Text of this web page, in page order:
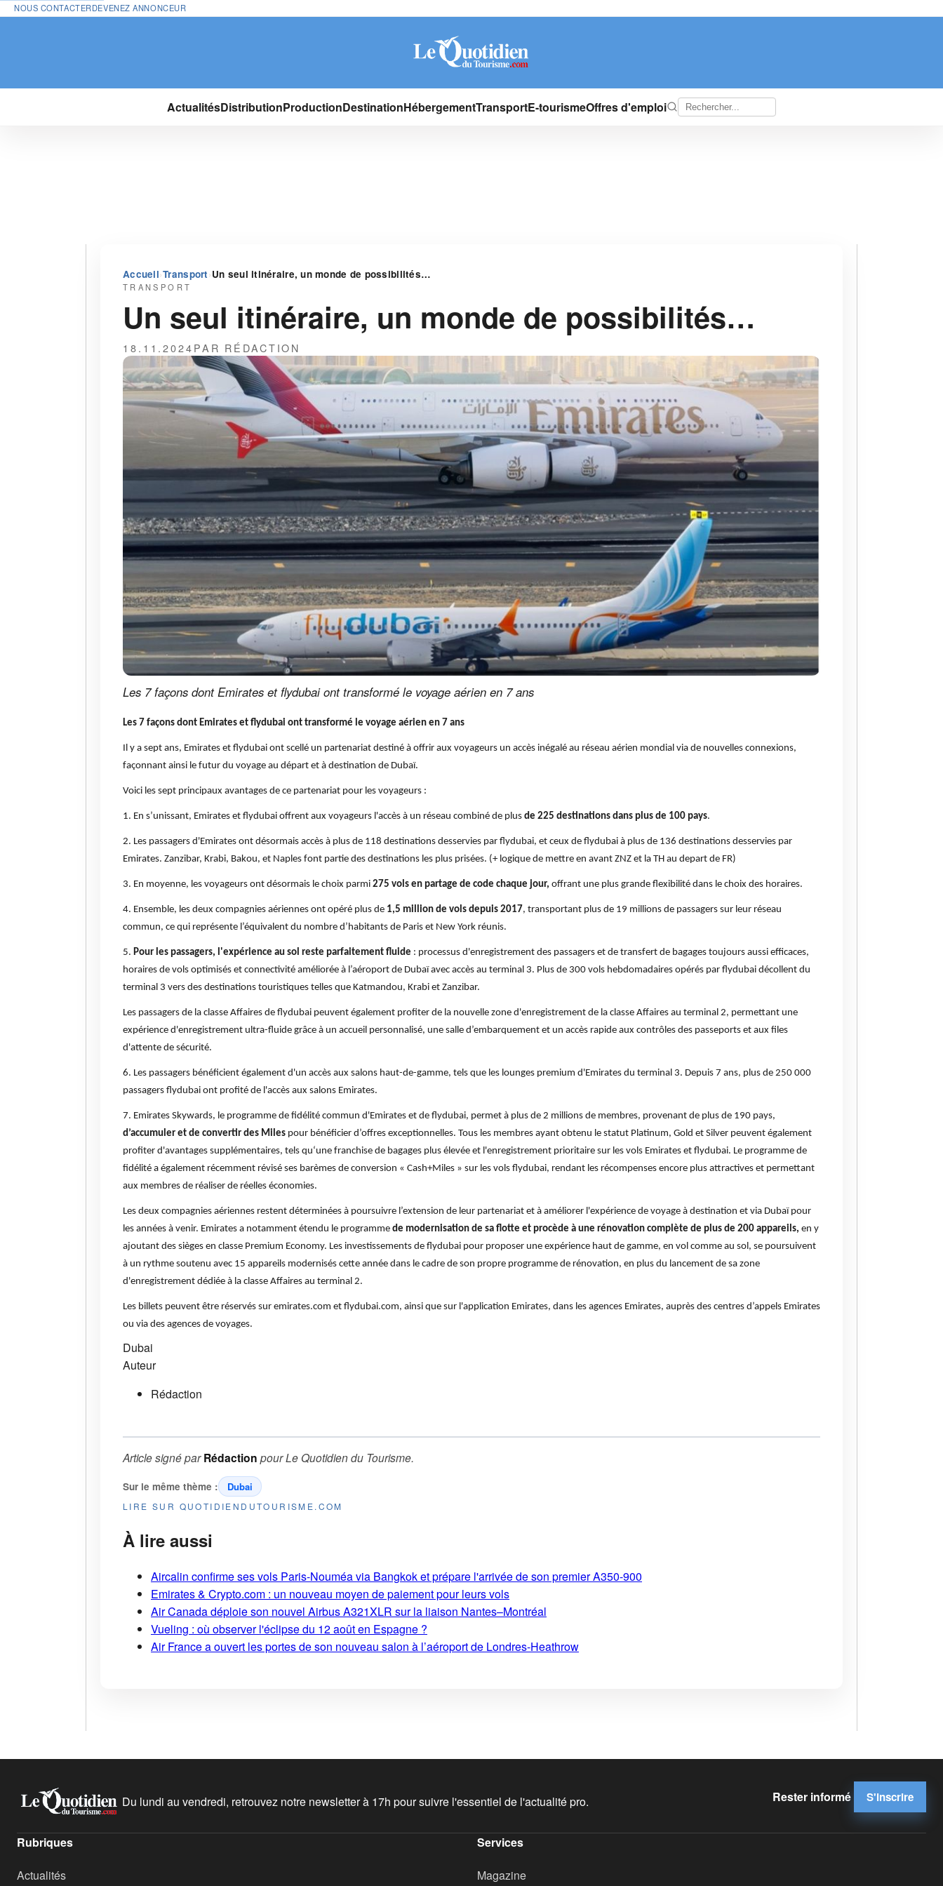
NOUS CONTACTERDEVENEZ ANNONCEUR
ActualitésDistributionProductionDestinationHébergementTransportE-tourismeOffres d'emploi
Accueil›Transport ›Un seul itinéraire, un monde de possibilités…
TRANSPORT
Un seul itinéraire, un monde de possibilités…
18.11.2024PAR RÉDACTION
Les 7 façons dont Emirates et flydubai ont transformé le voyage aérien en 7 ans
Les 7 façons dont Emirates et flydubai ont transformé le voyage aérien en 7 ans
Il y a sept ans, Emirates et flydubai ont scellé un partenariat destiné à offrir aux voyageurs un accès inégalé au réseau aérien mondial via de nouvelles connexions,
façonnant ainsi le futur du voyage au départ et à destination de Dubaï.
Voici les sept principaux avantages de ce partenariat pour les voyageurs :
1. En s’unissant, Emirates et flydubai offrent aux voyageurs l'accès à un réseau combiné de plus de 225 destinations dans plus de 100 pays.
2. Les passagers d'Emirates ont désormais accès à plus de 118 destinations desservies par flydubai, et ceux de flydubai à plus de 136 destinations desservies par
Emirates. Zanzibar, Krabi, Bakou, et Naples font partie des destinations les plus prisées. (+ logique de mettre en avant ZNZ et la TH au depart de FR)
3. En moyenne, les voyageurs ont désormais le choix parmi 275 vols en partage de code chaque jour, offrant une plus grande flexibilité dans le choix des horaires.
4. Ensemble, les deux compagnies aériennes ont opéré plus de 1,5 million de vols depuis 2017, transportant plus de 19 millions de passagers sur leur réseau
commun, ce qui représente l’équivalent du nombre d’habitants de Paris et New York réunis.
5. Pour les passagers, l'expérience au sol reste parfaitement fluide : processus d'enregistrement des passagers et de transfert de bagages toujours aussi efficaces,
horaires de vols optimisés et connectivité améliorée à l’aéroport de Dubaï avec accès au terminal 3. Plus de 300 vols hebdomadaires opérés par flydubai décollent du
terminal 3 vers des destinations touristiques telles que Katmandou, Krabi et Zanzibar.
Les passagers de la classe Affaires de flydubai peuvent également profiter de la nouvelle zone d'enregistrement de la classe Affaires au terminal 2, permettant une
expérience d'enregistrement ultra-fluide grâce à un accueil personnalisé, une salle d’embarquement et un accès rapide aux contrôles des passeports et aux files
d'attente de sécurité.
6. Les passagers bénéficient également d'un accès aux salons haut-de-gamme, tels que les lounges premium d'Emirates du terminal 3. Depuis 7 ans, plus de 250 000
passagers flydubai ont profité de l'accès aux salons Emirates.
7. Emirates Skywards, le programme de fidélité commun d'Emirates et de flydubai, permet à plus de 2 millions de membres, provenant de plus de 190 pays,
d’accumuler et de convertir des Miles pour bénéficier d’offres exceptionnelles. Tous les membres ayant obtenu le statut Platinum, Gold et Silver peuvent également
profiter d'avantages supplémentaires, tels qu‘une franchise de bagages plus élevée et l'enregistrement prioritaire sur les vols Emirates et flydubai. Le programme de
fidélité a également récemment révisé ses barèmes de conversion « Cash+Miles » sur les vols flydubai, rendant les récompenses encore plus attractives et permettant
aux membres de réaliser de réelles économies.
Les deux compagnies aériennes restent déterminées à poursuivre l’extension de leur partenariat et à améliorer l'expérience de voyage à destination et via Dubaï pour
les années à venir. Emirates a notamment étendu le programme de modernisation de sa flotte et procède à une rénovation complète de plus de 200 appareils, en y
ajoutant des sièges en classe Premium Economy. Les investissements de flydubai pour proposer une expérience haut de gamme, en vol comme au sol, se poursuivent
à un rythme soutenu avec 15 appareils modernisés cette année dans le cadre de son propre programme de rénovation, en plus du lancement de sa zone
d'enregistrement dédiée à la classe Affaires au terminal 2.
Les billets peuvent être réservés sur emirates.com et flydubai.com, ainsi que sur l'application Emirates, dans les agences Emirates, auprès des centres d’appels Emirates
ou via des agences de voyages.
Dubai
Auteur
Rédaction
Article signé parRédaction pourLe Quotidien du Tourisme.
Sur le même thème : Dubai
LIRE SUR QUOTIDIENDUTOURISME.COM
À lire aussi
Aircalin confirme ses vols Paris-Nouméa via Bangkok et prépare l'arrivée de son premier A350-900
Emirates & Crypto.com : un nouveau moyen de paiement pour leurs vols
Air Canada déploie son nouvel Airbus A321XLR sur la liaison Nantes–Montréal
Vueling : où observer l'éclipse du 12 août en Espagne ?
Air France a ouvert les portes de son nouveau salon à l’aéroport de Londres-Heathrow
Du lundi au vendredi, retrouvez notre newsletter à 17h pour suivre l'essentiel de l'actualité pro. Rester informé S'inscrire
Rubriques
Actualités
Services
Magazine